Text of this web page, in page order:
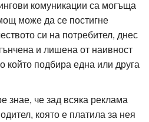
комуникации са могъща
може да се постигне
си на потребител, днес
и лишена от наивност
който подбира една или друга
знае, че зад всяка реклама
която е платила за нея